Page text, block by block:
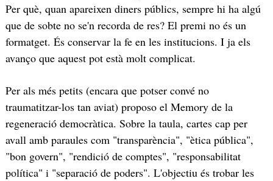
Per què, quan apareixen diners públics, sempre hi ha algú
que de sobte no se'n recorda de res? El premi no és un
formatget. És conservar la fe en les institucions. I ja els
avanço que aquest pot està molt complicat.
Per als més petits (encara que potser convé no
traumatitzar-los tan aviat) proposo el Memory de la
regeneració democràtica. Sobre la taula, cartes cap per
avall amb paraules com "transparència", "ètica pública",
"bon govern", "rendició de comptes", "responsabilitat
política" i "separació de poders". L'objectiu és trobar les